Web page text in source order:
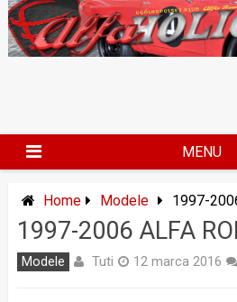
Skip
to
content
MENU
Home Modele 1997-
1997-2006 ALFA
Modele Tuti 12 marca 2016